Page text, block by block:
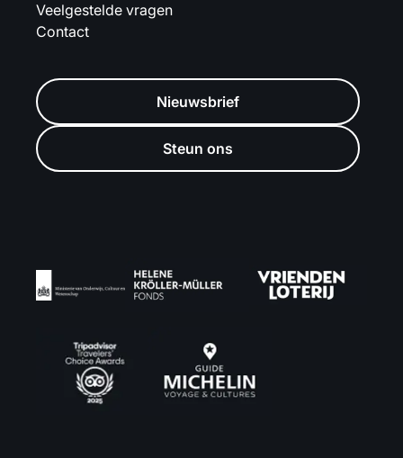
Veelgestelde vragen
Contact
Nieuwsbrief
Steun ons